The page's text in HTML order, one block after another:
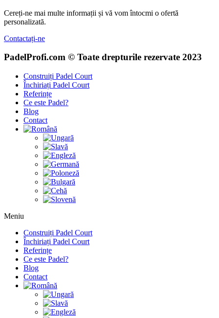
Cereți-ne mai multe informații și vă vom întocmi o ofertă
personalizată.
Contactați-ne
PadelProfi.com © Toate drepturile rezervate 2023
Construiți Padel Court
Închiriați Padel Court
Referințe
Ce este Padel?
Blog
Contact
Meniu
Construiți Padel Court
Închiriați Padel Court
Referințe
Ce este Padel?
Blog
Contact